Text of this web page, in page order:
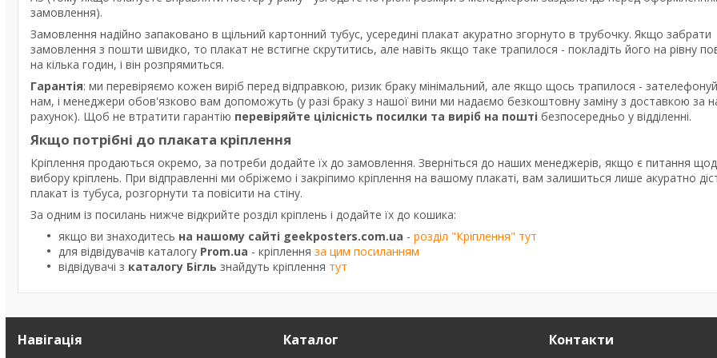
замовлення).
Замовлення надійно запаковано в щільний картонний тубус, усередині плакат акуратно згорнуто в трубочку. Якщо забрати
замовлення з пошти швидко, то плакат не встигне скрутитись, але навіть якщо таке трапилося - покладіть його на рівну
на кілька годин, і він розпрямиться.
Гарантія: ми перевіряємо кожен виріб перед відправкою, ризик браку мінімальний, але якщо щось трапилося -
нам, і менеджери обов'язково вам допоможуть (у разі браку з нашої вини ми надаємо безкоштовну заміну з доставкою за
рахунок). Щоб не втратити гарантію перевіряйте цілісність посилки та виріб на пошті безпосередньо у відділенні.
Якщо потрібні до плаката кріплення
Кріплення продаються окремо, за потреби додайте їх до замовлення. Зверніться до наших менеджерів, якщо є питання
вибору кріплень. При відправленні ми обріжемо і закріпимо кріплення на вашому плакаті, вам залишиться лише акуратно
плакат із тубуса, розгорнути та повісити на стіну.
За одним із посилань нижче відкрийте розділ кріплень і додайте їх до кошика:
якщо ви знаходитесь на нашому сайті geekposters.com.ua - розділ "Кріплення" тут
для відвідувачів каталогу Prom.ua - кріплення за цим посиланням
відвідувачі з каталогу Бігль знайдуть кріплення тут
Навігація Каталог Контакти